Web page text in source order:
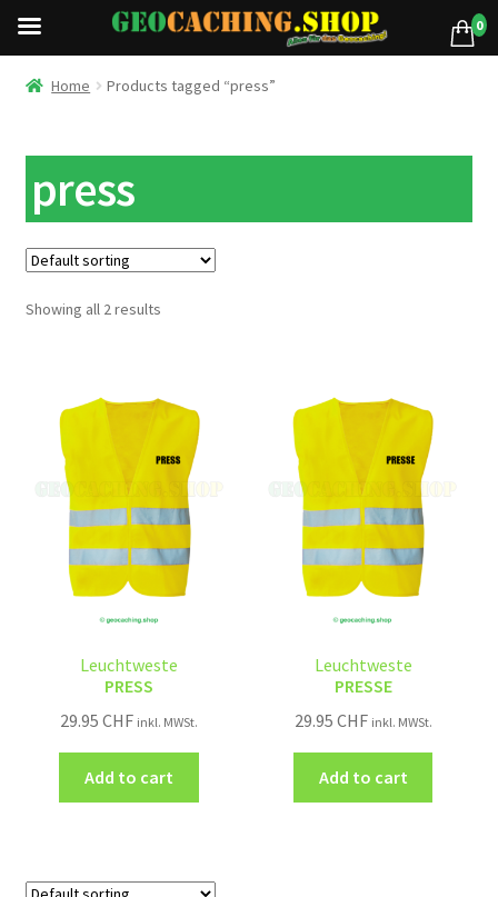
Home Products tagged “press”
press
Showing all 2 results
Leuchtweste
PRESS
29.95CHF inkl. MWSt.
Add to cart
Leuchtweste
PRESSE
29.95 CHF inkl. MWSt.
Add to cart
0